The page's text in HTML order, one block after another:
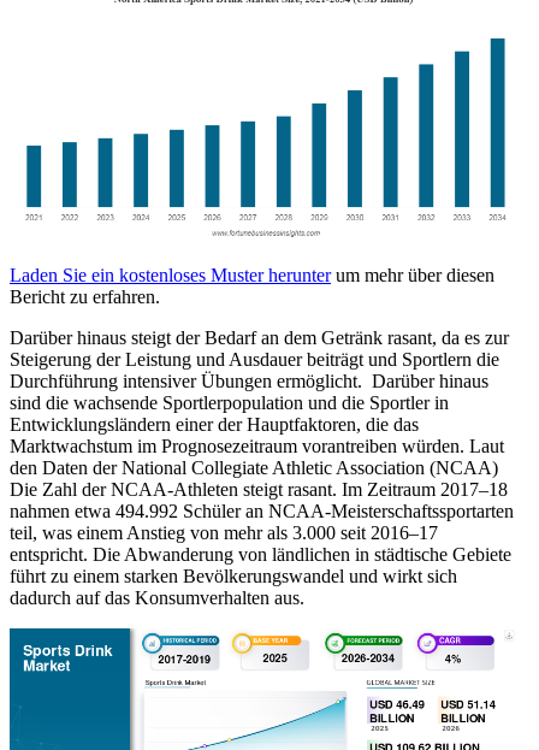
Laden Sie ein kostenloses Muster herunterum mehr über diesen
Bericht zu erfahren.
Darüber hinaus steigt der Bedarf an dem Getränk rasant, da es zur
Steigerung der Leistung und Ausdauer beiträgt und Sportlern die
Durchführung intensiver Übungen ermöglicht. Darüber hinaus
sind die wachsende Sportlerpopulation und die Sportler in
Entwicklungsländern einer der Hauptfaktoren, die das
Marktwachstum im Prognosezeitraum vorantreiben würden. Laut
den Daten der National Collegiate Athletic Association (NCAA)
Die Zahl der NCAA-Athleten steigt rasant. Im Zeitraum 2017–18
nahmen etwa 494.992 Schüler an NCAA-Meisterschaftssportarten
teil, was einem Anstieg von mehr als 3.000 seit 2016–17
entspricht. Die Abwanderung von ländlichen in städtische Gebiete
führt zu einem starken Bevölkerungswandel und wirkt sich
dadurch auf das Konsumverhalten aus.